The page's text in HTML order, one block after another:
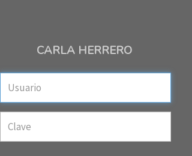
CARLA HERRERO